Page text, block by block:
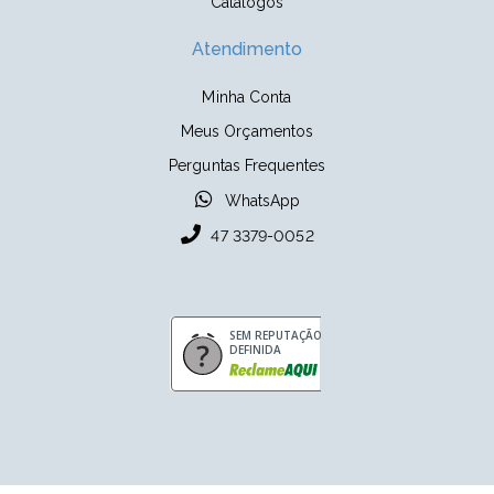
Atendimento
Minha Conta
Meus Orçamentos
Perguntas Frequentes
WhatsApp
47 3379-0052
SEM REPUTAÇÃO
DEFINIDA